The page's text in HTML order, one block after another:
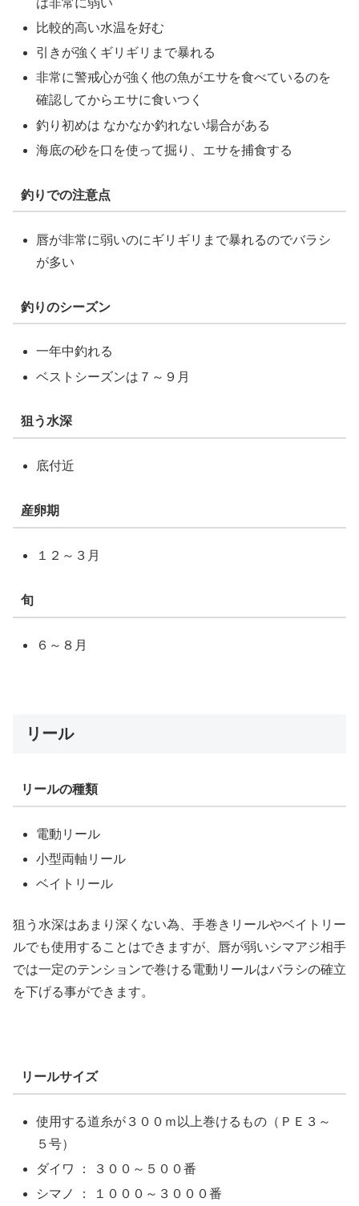
は非常に弱い
比較的高い水温を好む
引きが強くギリギリまで暴れる
非常に警戒心が強く他の魚がエサを食べているのを
確認してからエサに食いつく
釣り初めは なかなか釣れない場合がある
海底の砂を口を使って掘り、エサを捕食する
釣りでの注意点
唇が非常に弱いのにギリギリまで暴れるのでバラシ
が多い
釣りのシーズン
一年中釣れる
ベストシーズンは７～９月
狙う水深
底付近
産卵期
１２～３月
旬
６～８月
リール
リールの種類
電動リール
小型両軸リール
ベイトリール
狙う水深はあまり深くない為、手巻きリールやベイトリー
ルでも使用することはできますが、唇が弱いシマアジ相手
では一定のテンションで巻ける電動リールはバラシの確立
を下げる事ができます。
リールサイズ
使用する道糸が３００ｍ以上巻けるもの（ＰＥ３～
５号）
ダイワ ： ３００～５００番
シマノ ： １０００～３０００番